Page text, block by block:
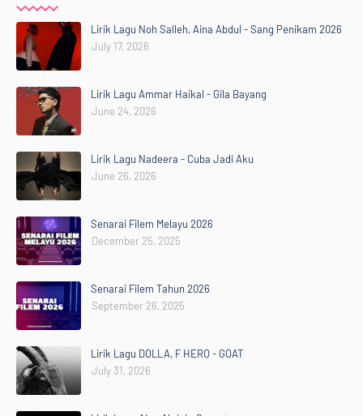
Lirik Lagu Noh Salleh, Aina Abdul - Sang Penikam 2026
July 17, 2026
Lirik Lagu Ammar Haikal - Gila Bayang
June 24, 2026
Lirik Lagu Nadeera - Cuba Jadi Aku
June 26, 2026
Senarai Filem Melayu 2026
December 25, 2025
Senarai Filem Tahun 2026
September 26, 2025
Lirik Lagu DOLLA, F HERO - GOAT
July 31, 2026